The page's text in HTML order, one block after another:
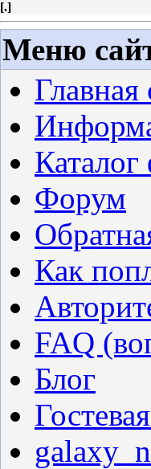
[.]
Меню
Главная
Форум
Как
FAQ
Блог